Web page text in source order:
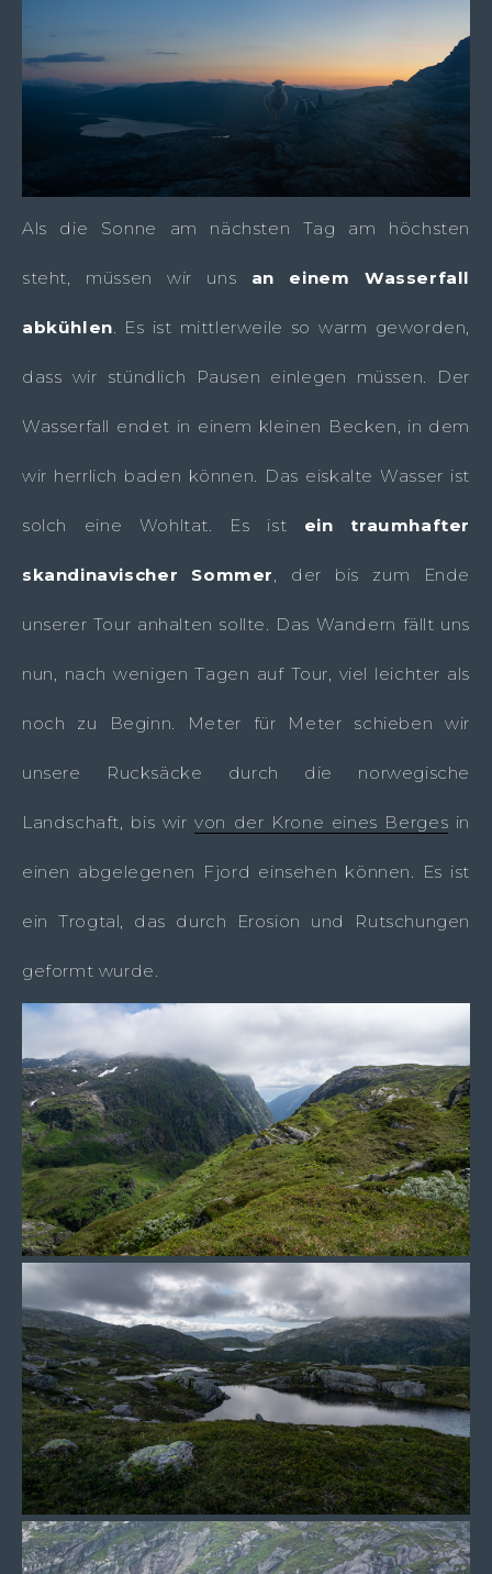
Als die Sonne am nächsten Tag am höchsten
steht, müssen wir uns an einem Wasserfall
abkühlen . Es ist mittlerweile so warm geworden,
dass wir stündlich Pausen einlegen müssen. Der
Wasserfall endet in einem kleinen Becken, in dem
wir herrlich baden können. Das eiskalte Wasser ist
solch eine Wohltat. Es ist ein traumhafter
skandinavischer Sommer , der bis zum Ende
unserer Tour anhalten sollte. Das Wandern fällt uns
nun, nach wenigen Tagen auf Tour, viel leichter als
noch zu Beginn. Meter für Meter schieben wir
unsere Rucksäcke durch die norwegische
Landschaft, bis wirvon der Krone eines Berges in
einen abgelegenen Fjord einsehen können. Es ist
ein Trogtal, das durch Erosion und Rutschungen
geformt wurde.